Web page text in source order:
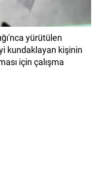
yürütülen
kundaklayan kişinin
için çalışma